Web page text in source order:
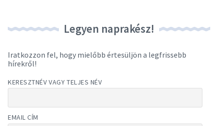
Legyen naprakész!
Iratkozzon fel, hogy mielőbb értesüljön a legfrissebb
hírekről!
KERESZTNÉV VAGY TELJES NÉV
EMAIL CÍM